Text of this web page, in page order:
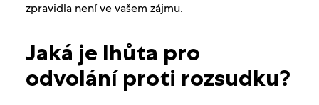
zpravidla není ve vašem zájmu.
Jaká je lhůta pro
odvolání proti rozsudku?